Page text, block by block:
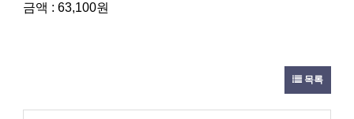
금액 : 63,100원
목록